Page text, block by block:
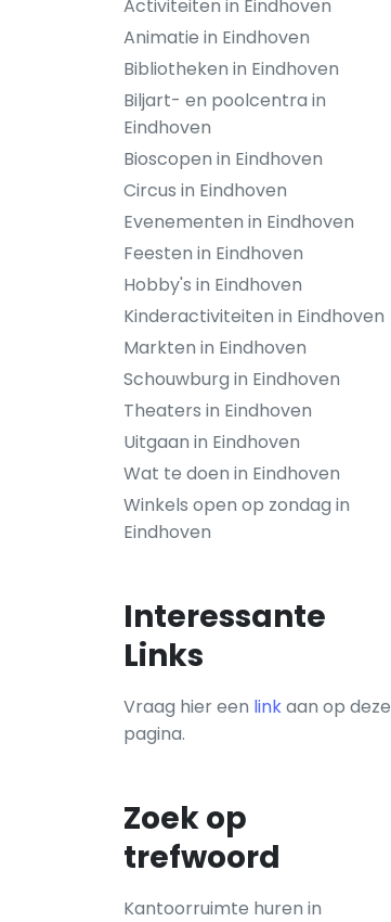
Activiteiten in Eindhoven
Animatie in Eindhoven
Bibliotheken in Eindhoven
Biljart- en poolcentra in
Eindhoven
Bioscopen in Eindhoven
Circus in Eindhoven
Evenementen in Eindhoven
Feesten in Eindhoven
Hobby's in Eindhoven
Kinderactiviteiten in Eindhoven
Markten in Eindhoven
Schouwburg in Eindhoven
Theaters in Eindhoven
Uitgaan in Eindhoven
Wat te doen in Eindhoven
Winkels open op zondag in
Eindhoven
Interessante
Links
Vraag hier een linkaan op deze
pagina.
Zoek op
trefwoord
Kantoorruimte huren in